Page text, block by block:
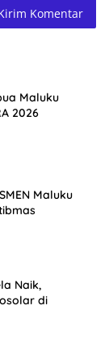
Maluku
2026
Maluku
Naik,
di